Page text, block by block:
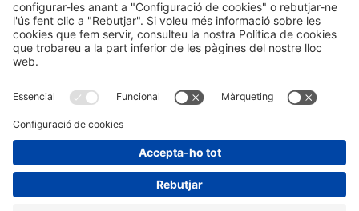
Fundadora
Camins
Organitzadors